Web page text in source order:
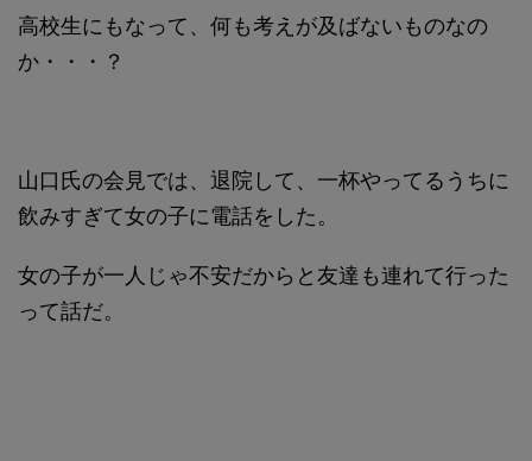
高校生にもなって、何も考えが及ばないものなの
か・・・？
山口氏の会見では、退院して、一杯やってるうちに
飲みすぎて女の子に電話をした。
女の子が一人じゃ不安だからと友達も連れて行った
って話だ。